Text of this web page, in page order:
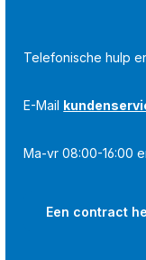
Telefonische hulp
E-Mail
Ma-vr 08:00-16:00
Een contract